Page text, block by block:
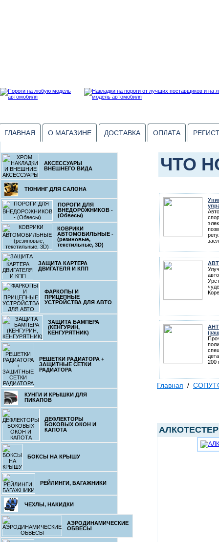
ГЛАВНАЯ О МАГАЗИНЕ ДОСТАВКА ОПЛАТА
АКСЕССУАРЫ
ВНЕШНЕГО ВИДА
ТЮНИНГ ДЛЯ САЛОНА
ПОРОГИ ДЛЯ
ВНЕДОРОЖНИКОВ -
(Обвесы)
КОВРИКИ
АВТОМОБИЛЬНЫЕ -
(резиновые,
текстильные, 3D)
ЗАЩИТА КАРТЕРА
ДВИГАТЕЛЯ И КПП
ФАРКОПЫ И
ПРИЦЕПНЫЕ
УСТРОЙСТВА ДЛЯ АВТО
ЗАЩИТА БАМПЕРА
(КЕНГУРИН,
КЕНГУРЯТНИК)
РЕШЕТКИ РАДИАТОРА +
ЗАЩИТНЫЕ СЕТКИ
РАДИАТОРА
КУНГИ И КРЫШКИ ДЛЯ
ПИКАПОВ
ДЕФЛЕКТОРЫ
БОКОВЫХ ОКОН И
КАПОТА
БОКСЫ НА КРЫШУ
РЕЙЛИНГИ, БАГАЖНИКИ
ЧЕХЛЫ, НАКИДКИ
АЭРОДИНАМИЧЕСКИЕ
ОБВЕСЫ
ЧТО
200
Главная /
АЛКОТЕСТЕР